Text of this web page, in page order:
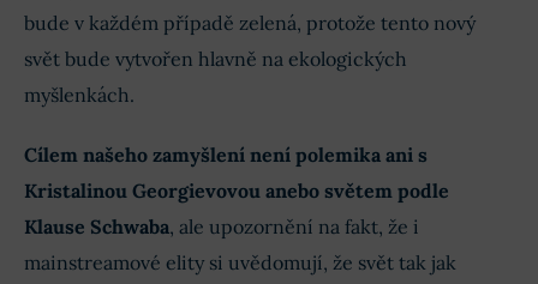
bude v každém případě zelená, protože tento nový
svět bude vytvořen hlavně na ekologických
myšlenkách.
Cílem našeho zamyšlení není polemika ani s
Kristalinou Georgievovou anebo světem podle
Klause Schwaba, ale upozornění na fakt, že i
mainstreamové elity si uvědomují, že svět tak jak